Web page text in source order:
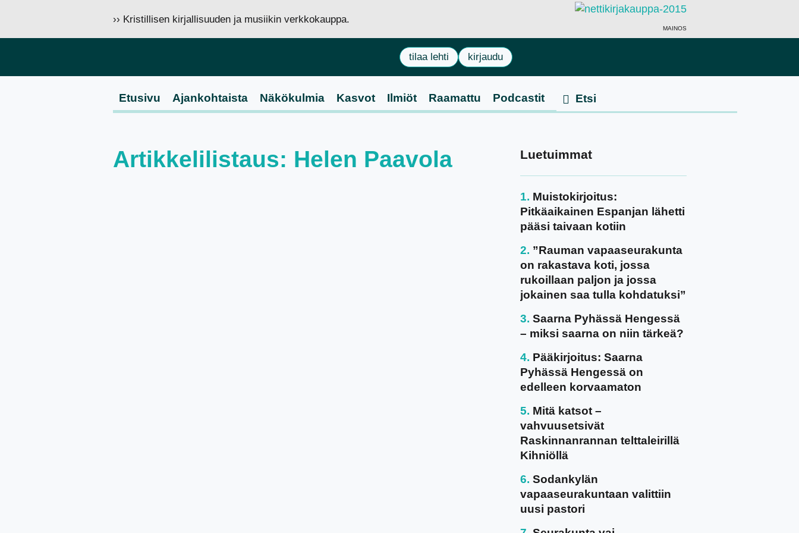
›› Kristillisen kirjallisuuden ja musiikin verkkokauppa.
MAINOS
tilaa lehti kirjaudu
Etusivu Ajankohtaista Näkökulmia Kasvot Ilmiöt Raamattu Podcastit
Artikkelilistaus: Helen Paavola Luetuimmat
Muistokirjoitus:
Pitkäaikainen Espanjan lähetti
pääsi taivaan kotiin
”Rauman vapaaseurakunta
on rakastava koti, jossa
rukoillaan paljon ja jossa
jokainen saa tulla kohdatuksi”
Saarna Pyhässä Hengessä
– miksi saarna on niin tärkeä?
Pääkirjoitus: Saarna
Pyhässä Hengessä on
edelleen korvaamaton
Mitä katsot –
vahvuusetsivät
Raskinnanrannan telttaleirillä
Kihniöllä
Sodankylän
vapaaseurakuntaan valittiin
uusi pastori